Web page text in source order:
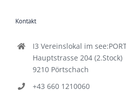
Kontakt
I3 Vereinslokal im
Hauptstrasse 204 (2.Stock)
9210 Pörtschach
+43 660 1210060